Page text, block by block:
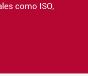
como ISO,